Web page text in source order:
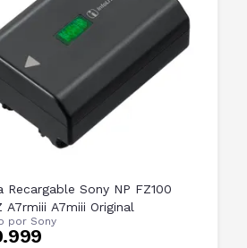
Recargable Sony NP FZ100
A7rmiii A7miii Original
por Sony